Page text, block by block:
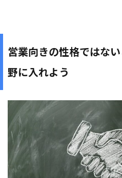
営業向きの性格ではな
野に入れよう